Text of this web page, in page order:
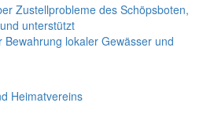
Zustellprobleme des Schöpsboten,
unterstützt
lokaler Gewässer und
Heimatvereins